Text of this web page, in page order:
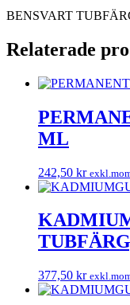
BENSVART
Relaterade
ML
242,50 kr
377,50 kr